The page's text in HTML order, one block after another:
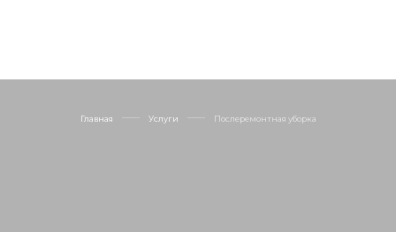
Главная Услуги Послеремонтная уборка